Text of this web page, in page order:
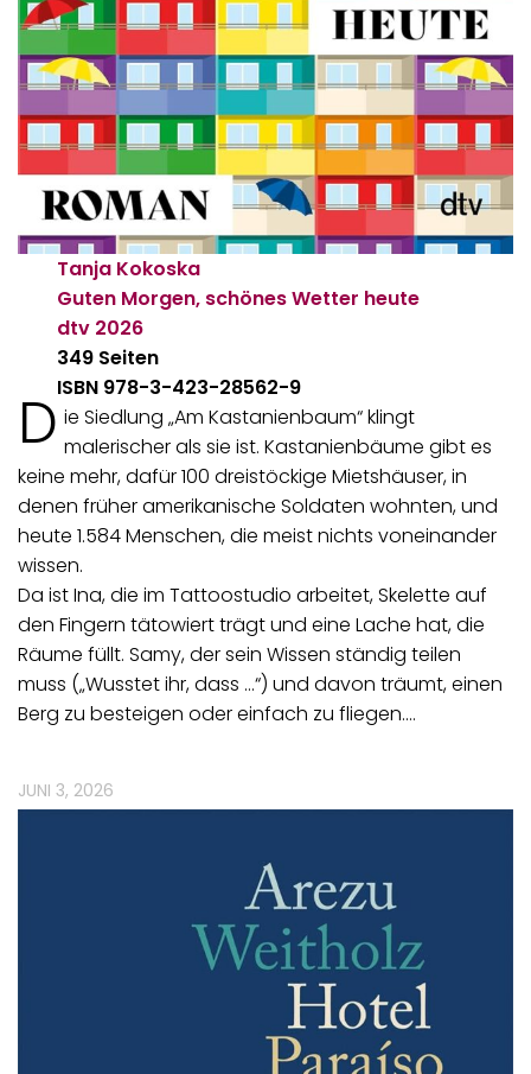
Tanja Kokoska
Guten Morgen, schönes Wetter heute
dtv 2026
349 Seiten
ISBN 978-3-423-28562-9
D ie Siedlung „Am Kastanienbaum“ klingt
malerischer als sie ist. Kastanienbäume gibt es
keine mehr, dafür 100 dreistöckige Mietshäuser, in
denen früher amerikanische Soldaten wohnten, und
heute 1.584 Menschen, die meist nichts voneinander
wissen.
Da ist Ina, die im Tattoostudio arbeitet, Skelette auf
den Fingern tätowiert trägt und eine Lache hat, die
Räume füllt. Samy, der sein Wissen ständig teilen
muss („Wusstet ihr, dass …“) und davon träumt, einen
Berg zu besteigen oder einfach zu fliegen.…
JUNI 3, 2026